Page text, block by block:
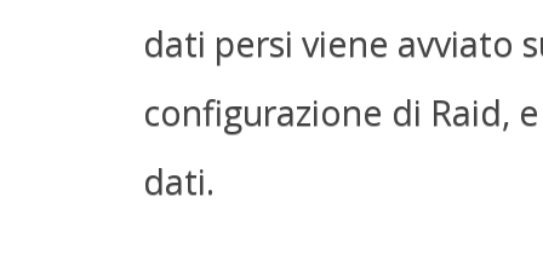
dati persi viene avviato
configurazione di Raid,
dati.